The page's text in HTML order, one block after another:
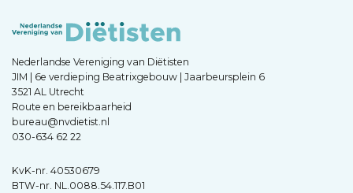
Nederlandse Vereniging van Diëtisten
JIM | 6e verdieping Beatrixgebouw | Jaarbeursplein 6
3521 AL Utrecht
Route en bereikbaarheid
bureau@nvdietist.nl
030-634 62 22
KvK-nr. 40530679
BTW-nr. NL.0088.54.117.B01